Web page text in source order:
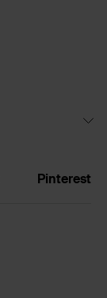
Pinterest